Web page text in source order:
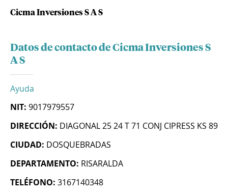
Cicma Inversiones S A S
Datos de contacto de Cicma Inversiones S
A S
Ayuda
NIT: 9017979557
DIRECCIÓN: DIAGONAL 25 24 T 71 CONJ CIPRESS KS 89
CIUDAD: DOSQUEBRADAS
DEPARTAMENTO: RISARALDA
TELÉFONO: 3167140348